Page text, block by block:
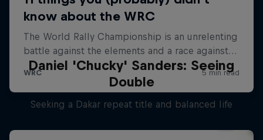
Daniel 'Chucky' Sanders: Seeing
Double
Seeking a Dakar repeat title and balanced life